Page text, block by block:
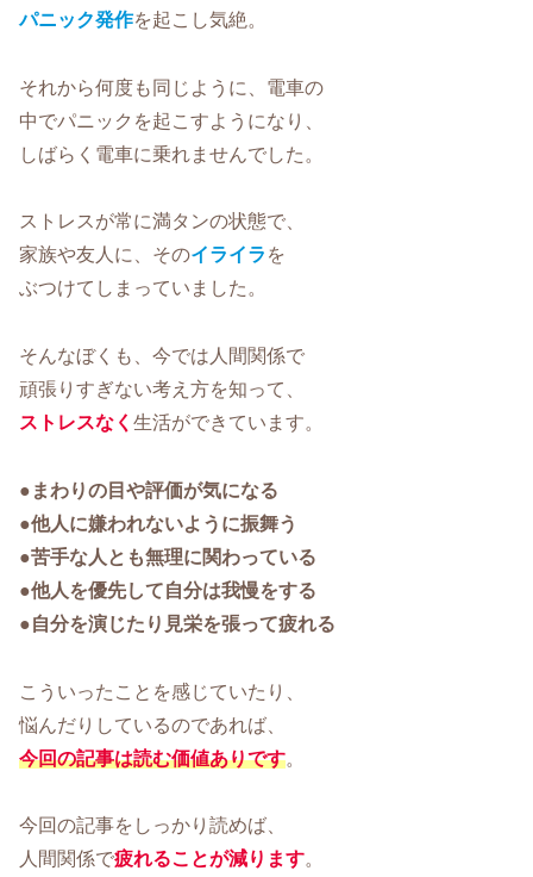
パニック発作を起こし気絶。
それから何度も同じように、電車の
中でパニックを起こすようになり、
しばらく電車に乗れませんでした。
ストレスが常に満タンの状態で、
家族や友人に、そのイライラ を
ぶつけてしまっていました。
そんなぼくも、今では人間関係で
頑張りすぎない考え方を知って、
ストレスなく 生活ができています。
●まわりの目や評価が気になる
●他人に嫌われないように振舞う
●苦手な人とも無理に関わっている
●他人を優先して自分は我慢をする
●自分を演じたり見栄を張って疲れる
こういったことを感じていたり、
悩んだりしているのであれば、
今回の記事は読む価値ありです。
今回の記事をしっかり読めば、
人間関係で疲れることが減ります。